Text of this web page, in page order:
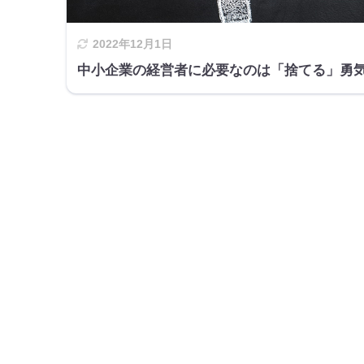
2022年12月1日
中小企業の経営者に必要なのは「捨てる」勇